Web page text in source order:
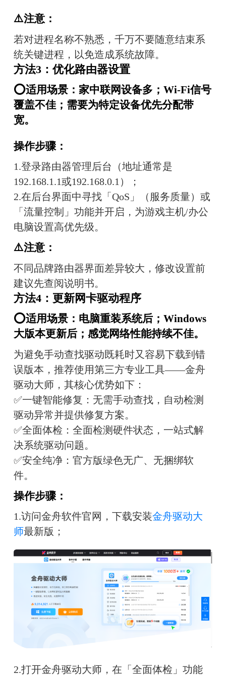
⚠️注意：
若对进程名称不熟悉，千万不要随意结束系
统关键进程，以免造成系统故障。
方法3：优化路由器设置
⭕适用场景：家中联网设备多；Wi-Fi信号
覆盖不佳；需要为特定设备优先分配带
宽。
操作步骤：
1.登录路由器管理后台（地址通常是
192.168.1.1或192.168.0.1）；
2.在后台界面中寻找「QoS」（服务质量）或
「流量控制」功能并开启，为游戏主机/办公
电脑设置高优先级。
⚠️注意：
不同品牌路由器界面差异较大，修改设置前
建议先查阅说明书。
方法4：更新网卡驱动程序
⭕适用场景：电脑重装系统后；Windows
大版本更新后；感觉网络性能持续不佳。
为避免手动查找驱动既耗时又容易下载到错
误版本，推荐使用第三方专业工具——金舟
驱动大师，其核心优势如下：
✅一键智能修复：无需手动查找，自动检测
驱动异常并提供修复方案。
✅全面体检：全面检测硬件状态，一站式解
决系统驱动问题。
✅安全纯净：官方版绿色无广、无捆绑软
件。
操作步骤：
1.访问金舟软件官网，下载安装金舟驱动大
师最新版；
2.打开金舟驱动大师，在「全面体检」功能